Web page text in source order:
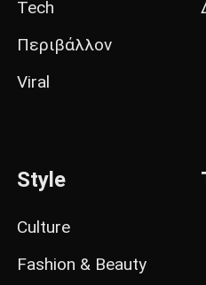
Tech
Περιβάλλον
Viral
Style
Culture
Fashion & Beauty